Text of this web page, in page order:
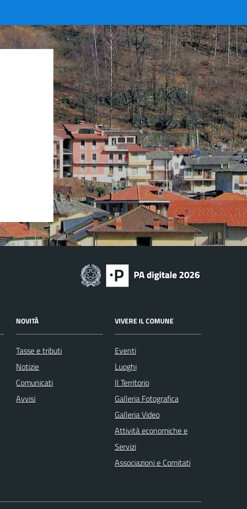
NOVITÀ
Tasse e tributi
Notizie
Comunicati
Avvisi
VIVERE IL COMUNE
Eventi
Luoghi
Il Territorio
Galleria Fotografica
Galleria Video
Attività economiche e
Servizi
Associazioni e Comitati